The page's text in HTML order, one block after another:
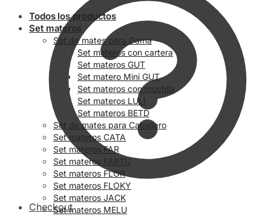
Checkout
Todos los productos
Set materos
Set de mates para Dama
Set materos con cartera
Set materos GUT
Set matero Mini GUT
Set materos con mochila
Set materos LULI
Set materos BETD
Set de mates para Caballero
Set materos CATA
Set materos FAR
Set materos FARTU
Set materos FLOR
Set materos FLOKY
Set materos JACK
Set materos MELU